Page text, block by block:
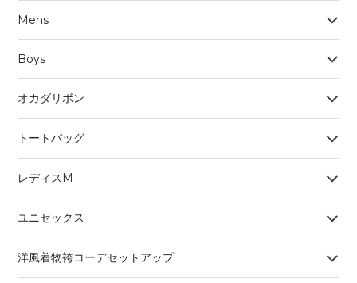
Mens
Boys
オカダリボン
トートバッグ
レディスM
ユニセックス
洋風着物袴コーデセットアップ